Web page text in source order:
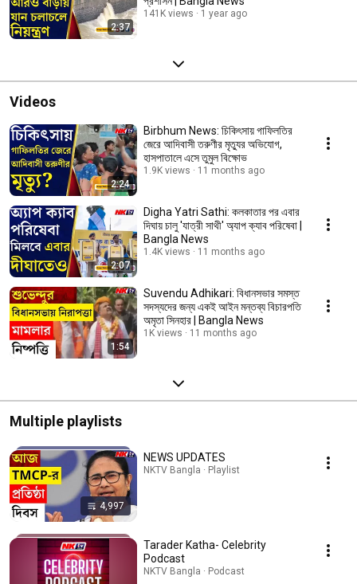
2:37
141K views 1 year ago
Videos
2:24
Birbhum News: চিকিৎসায় গাফিলতির
জেরে আদিবাসী তরুণীর মৃত্যুর অভিযোগ,
হাসপাতালে এসে তুমুল বিক্ষোভ
1.9K views 11 months ago
2:07
Digha Yatri Sathi: কলকাতার পর এবার
দিঘায় চালু 'যাত্রী সাথী' অ্যাপ ক্যাব পরিষেবা |
Bangla News
1.4K views 11 months ago
1:54
Suvendu Adhikari: বিধানসভার সমস্ত
সদস্যদের জন্য একই আইন মন্তব্য বিচারপতি
অমৃতা সিনহার | Bangla News
1K views 11 months ago
Multiple playlists
4,997
NEWS UPDATES
NKTV Bangla · Playlist
Tarader Katha- Celebrity
Podcast
NKTV Bangla · Podcast